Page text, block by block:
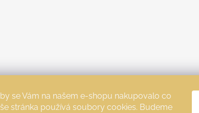
se Vám na našem e-shopu nakupovalo co
stránka používá soubory cookies. Budeme